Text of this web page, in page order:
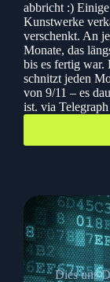
abbricht :)
Kunstwerke
verschenkt. An
Monate, das
bis es fertig war.
schnitzt jeden
von 9/11 – es
ist. via Telegraph
Dies uns